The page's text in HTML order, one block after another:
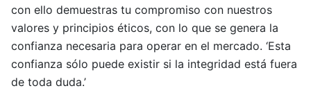
con ello demuestras tu compromiso con nuestros
valores y principios éticos, con lo que se genera la
confianza necesaria para operar en el mercado. ‘Esta
confianza sólo puede existir si la integridad está fuera
de toda duda.’